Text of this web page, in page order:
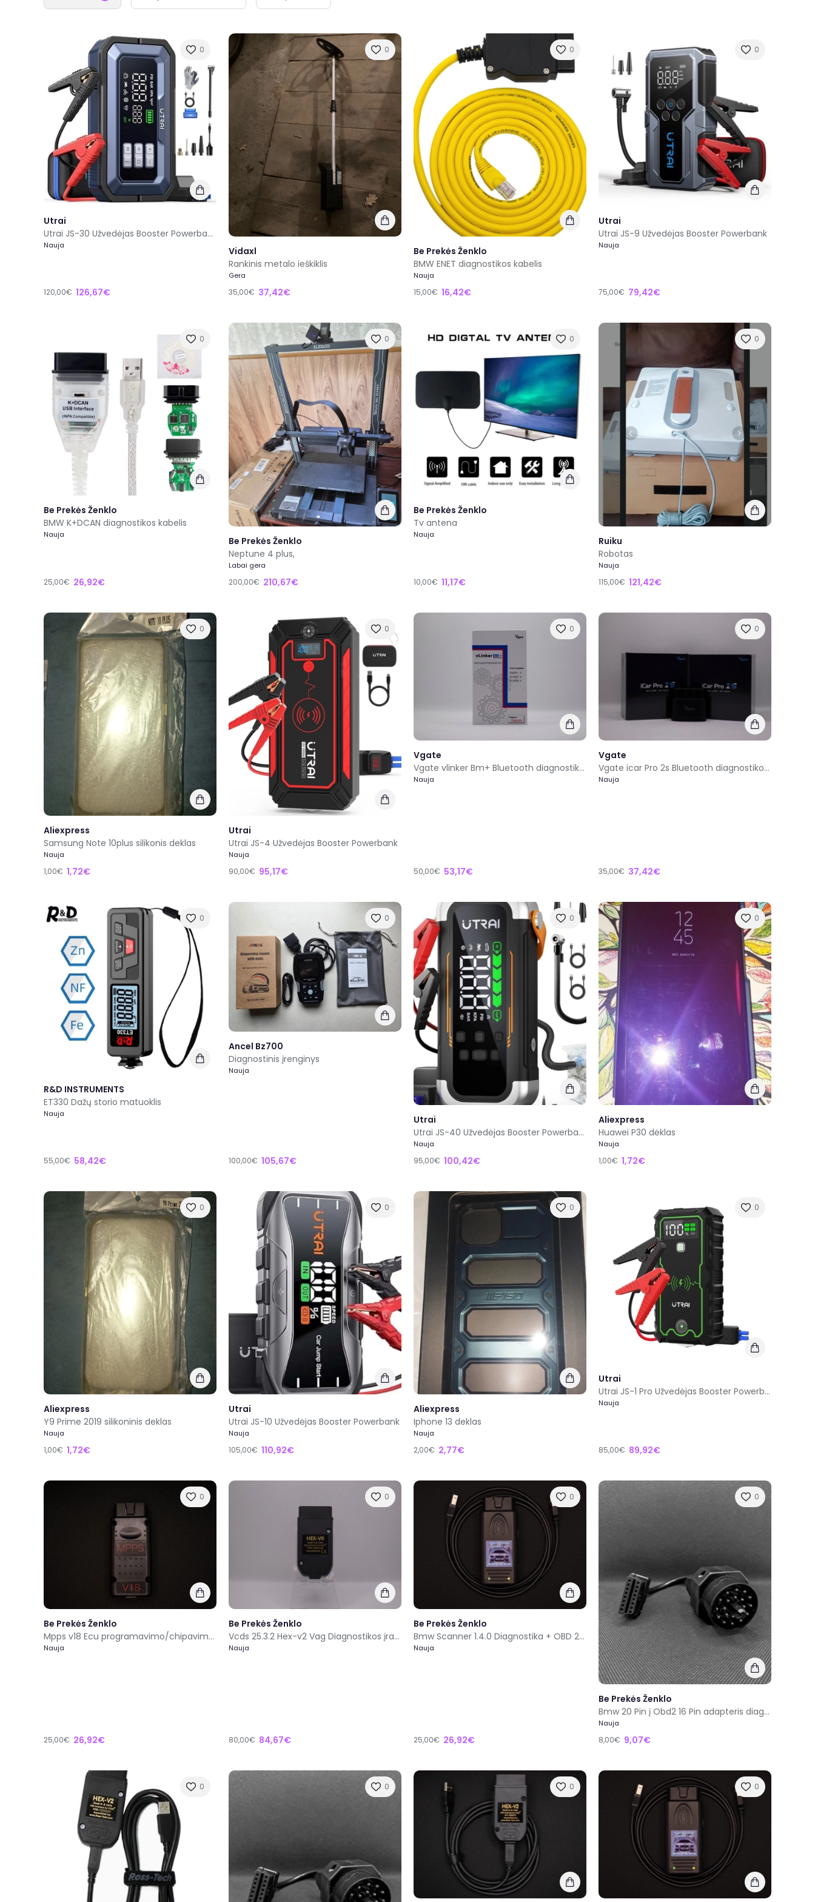
0
Utrai
Utrai JS-30 Užvedėjas Booster Powerbank
Nauja
120,00€ 126,67€
0
Vidaxl
Rankinis metalo ieškiklis
Gera
35,00€ 37,42€
0
Be Prekės Ženklo
BMW ENET diagnostikos kabelis
Nauja
15,00€ 16,42€
0
Utrai
Utrai JS-9 Užvedėjas Booster Powerbank
Nauja
75,00€ 79,42€
0
Be Prekės Ženklo
BMW K+DCAN diagnostikos kabelis
Nauja
25,00€ 26,92€
0
Be Prekės Ženklo
Neptune 4 plus,
Labai gera
200,00€ 210,67€
0
Be Prekės Ženklo
Tv antena
Nauja
10,00€ 11,17€
0
Ruiku
Robotas
Nauja
115,00€ 121,42€
0
Aliexpress
Samsung Note 10plus silikonis deklas
Nauja
1,00€ 1,72€
0
Utrai
Utrai JS-4 Užvedėjas Booster Powerbank
Nauja
90,00€ 95,17€
0
Vgate
Vgate vlinker Bm+ Bluetooth diagnostikos adapteris
Nauja
50,00€ 53,17€
0
Vgate
Vgate icar Pro 2s Bluetooth diagnostikos adapteris
Nauja
35,00€ 37,42€
0
R&D INSTRUMENTS
ET330 Dažų storio matuoklis
Nauja
55,00€ 58,42€
0
Ancel Bz700
Diagnostinis įrenginys
Nauja
100,00€ 105,67€
0
Utrai
Utrai JS-40 Užvedėjas Booster Powerbank
Nauja
95,00€ 100,42€
0
Aliexpress
Huawei P30 dėklas
Nauja
1,00€ 1,72€
0
Aliexpress
Y9 Prime 2019 silikoninis deklas
Nauja
1,00€ 1,72€
0
Utrai
Utrai JS-10 Užvedėjas Booster Powerbank
Nauja
105,00€ 110,92€
0
Aliexpress
Iphone 13 deklas
Nauja
2,00€ 2,77€
0
Utrai
Utrai JS-1 Pro Užvedėjas Booster Powerbank
Nauja
85,00€ 89,92€
0
Be Prekės Ženklo
Mpps v18 Ecu programavimo/chipavimo įranga
Nauja
25,00€ 26,92€
0
Be Prekės Ženklo
Vcds 25.3.2 Hex-v2 Vag Diagnostikos įranga 1996-2026
Nauja
80,00€ 84,67€
0
Be Prekės Ženklo
Bmw Scanner 1.4.0 Diagnostika + OBD 20pin adapteris (Komplektas)
Nauja
25,00€ 26,92€
0
Be Prekės Ženklo
Bmw 20 Pin į Obd2 16 Pin adapteris diagnostikai
Nauja
8,00€ 9,07€
0 0 0 0